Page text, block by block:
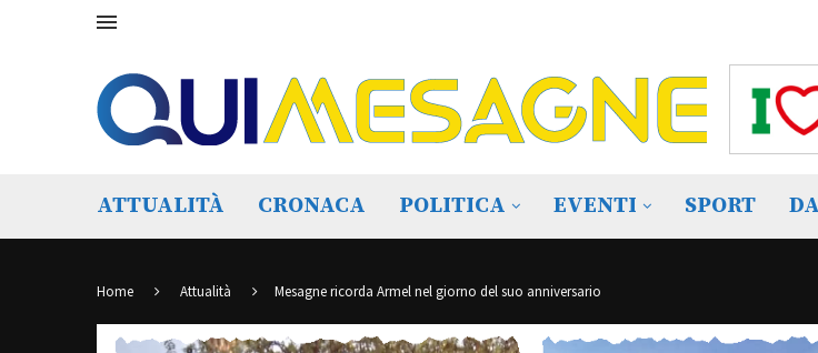
ATTUALITÀ CRONACA POLITICA EVENTI SPORT
Home Attualità Mesagne ricorda Armel nel giorno del suo anniversario